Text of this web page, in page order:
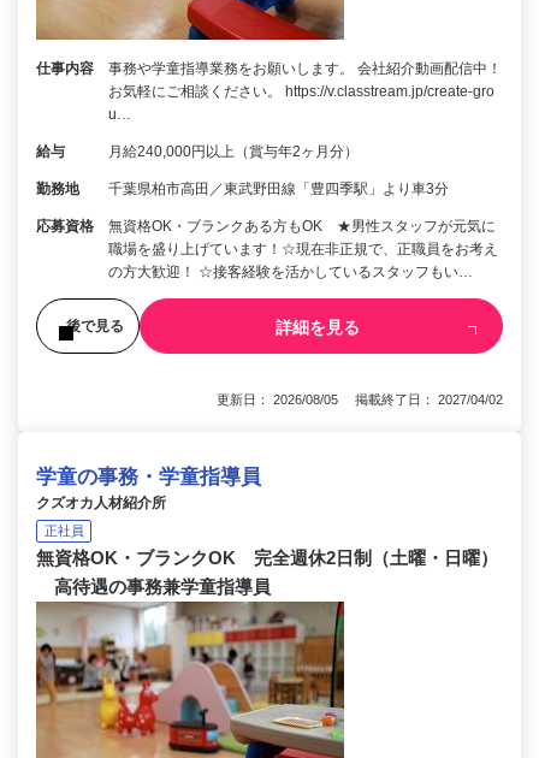
仕事内容
事務や学童指導業務をお願いします。 会社紹介動画配信中！
お気軽にご相談ください。 https://v.classtream.jp/create-gro
u…
給与 月給240,000円以上（賞与年2ヶ月分）
勤務地 千葉県柏市高田／東武野田線「豊四季駅」より車3分
応募資格
無資格OK・ブランクある方もOK ★男性スタッフが元気に
職場を盛り上げています！☆現在非正規で、正職員をお考え
の方大歓迎！ ☆接客経験を活かしているスタッフもい…
後で見る 詳細を見る
更新日： 2026/08/05 掲載終了日： 2027/04/02
学童の事務・学童指導員
クズオカ人材紹介所
正社員
無資格OK・ブランクOK 完全週休2日制（土曜・日曜）
高待遇の事務兼学童指導員